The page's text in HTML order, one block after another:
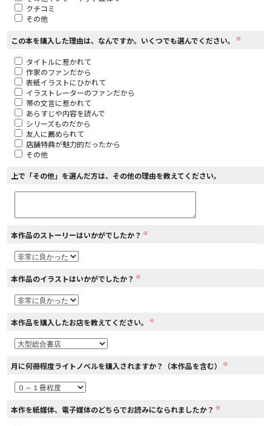
コミックパルフェ
閉じる
クチコミ
その他
この本を購入した理由は、なんですか。いくつでも選んでください。 ※
タイトルに惹かれて
作家のファンだから
表紙イラストにひかれて
イラストレーターのファンだから
帯の文言に惹かれて
あらすじや内容を読んで
シリーズものだから
友人に薦められて
店舗特典が魅力的だったから
その他
上で「その他」を選んだ方は、その他の理由を教えてください。
本作品のストーリーはいかがでしたか？ ※
本作品のイラストはいかがでしたか？ ※
本作品を購入したお店を教えてください。 ※
月に何冊程度ライトノベルを購入されますか？（本作品を含む） ※
本作を紙媒体、電子媒体のどちらでお読みになられましたか？ ※